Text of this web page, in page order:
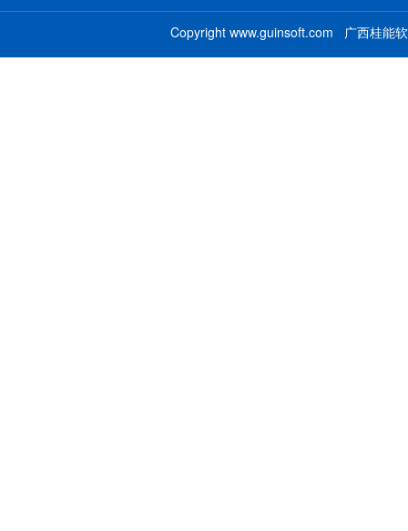
Copyright www.guinsoft.com 广西桂